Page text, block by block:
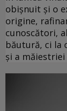
obișnuit și o
origine,
cunoscători,
băutură, ci la
și a